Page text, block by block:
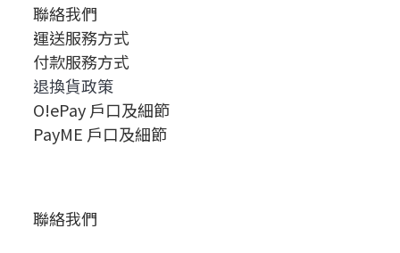
聯絡我們
運送服務方式
付款服務方式
退換貨政策
O!ePay 戶口及細節
PayME 戶口及細節
聯絡我們